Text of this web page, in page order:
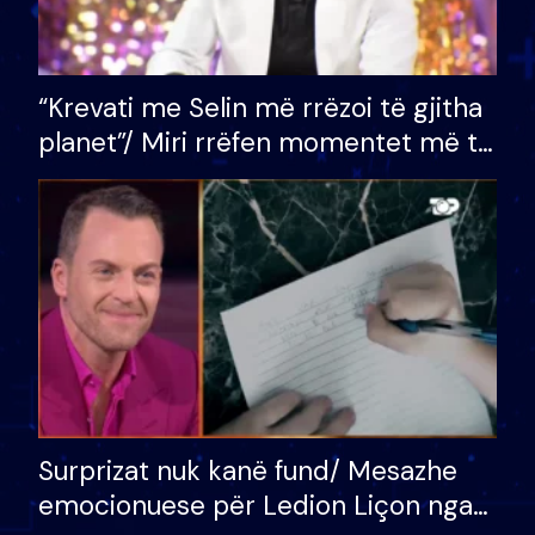
“Krevati me Selin më rrëzoi të gjitha
planet”/ Miri rrëfen momentet më të
bukura në shtëpinë e BB VIP: Do më
mungojë zilja e mëngjesit kur…
Surprizat nuk kanë fund/ Mesazhe
emocionuese për Ledion Liçon nga